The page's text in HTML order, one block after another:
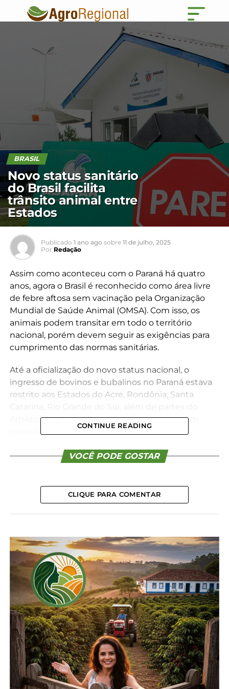
BRASIL
Novo status sanitário
do Brasil facilita
trânsito animal entre
Estados
Publicado 1 ano ago sobre 11 de julho, 2025
Por Redação
Assim como aconteceu com o Paraná há quatro
anos, agora o Brasil é reconhecido como área livre
de febre aftosa sem vacinação pela Organização
Mundial de Saúde Animal (OMSA). Com isso, os
animais podem transitar em todo o território
nacional, porém devem seguir as exigências para
cumprimento das normas sanitárias.
Até a oficialização do novo status nacional, o
ingresso de bovinos e bubalinos no Paraná estava
restrito aos Estados do Acre, Rondônia, Santa
Amazonas e Mato Grosso (locais que já tinham
conquistado o selo da OMSA). Em relação ao
suínos, ovinos e caprinos no Paraná. Até então, era
aftosa e com carga lacrada pelo serviço oficial. Essas
exigências agora não são mais necessárias.
Brasil como área livre de aftosa sem vacinação. A
nível estadual, estamos há quatro anos
trabalhando para abrir novos mercados. Agora, com
o esforço do setor produtivo nacional em melhorar
a robustez do sistema sanitário como um todo, os
olhos dos mercados internacionais se voltam ainda
mais para cá”, pontua Ágide Eduardo Meneguette,
presidente interino do Sistema FAEP.
O que muda
Na prática, no dia a dia dos produtores rurais
paranaenses, não há alterações em relação ao
CONTINUE READING
VOCÊ PODE GOSTAR
CLIQUE PARA COMENTAR